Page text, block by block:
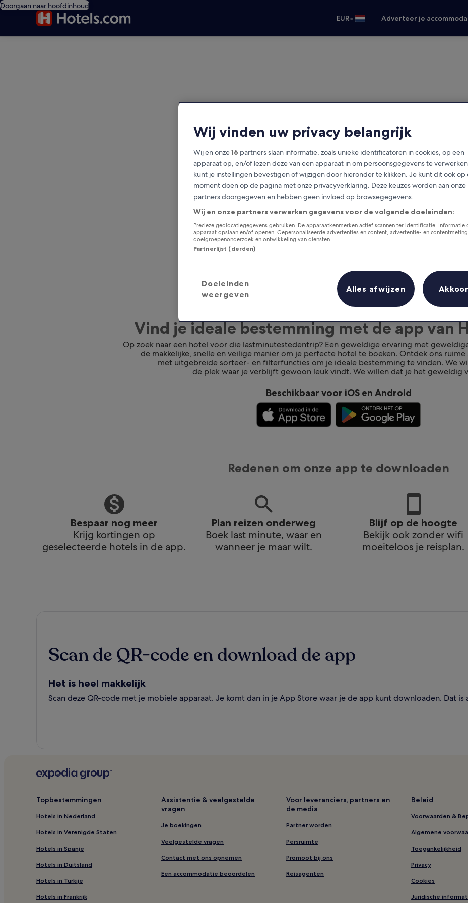
Doorgaan naar hoofdinhoud
EUR• Adverteer je
Vind je ideale bestemming met de app van
Op zoek naar een hotel voor die lastminutestedentrip? Een geweldige ervaring met
de makkelijke, snelle en veilige manier om je perfecte hotel te boeken. Ontdek ons ruime
met uitgebreide sorteer- en filterfuncties om je ideale bestemming te vinden. We
de plek waar je verblijft gewoon leuk vindt. We willen dat je het geweldig
Beschikbaar voor iOS en Android
Redenen om onze app te downloaden
Bespaar nog meer
Krijg kortingen op
geselecteerde hotels in de app.
Plan reizen onderweg
Boek last minute, waar en
wanneer je maar wilt.
Blijf op de hoogte
Bekijk ook zonder wifi
moeiteloos je reisplan.
Scan de QR-code en download de app
Het is heel makkelijk
Scan deze QR-code met je mobiele apparaat. Je komt dan in je App Store waar je de app kunt downloaden. Dat is
Topbestemmingen
Hotels in Nederland
Hotels in Verenigde Staten
Hotels in Spanje
Hotels in Duitsland
Hotels in Turkije
Hotels in Frankrijk
Assistentie & veelgestelde
vragen
Je boekingen
Veelgestelde vragen
Contact met ons opnemen
Een accommodatie beoordelen
Voor leveranciers, partners en
de media
Partner worden
Persruimte
Promoot bij ons
Reisagenten
Beleid
Voorwaarden &
Algemene
Toegankelijkheid
Privacy
Cookies
Juridische
Wij vinden uw privacy belangrijk
Wij en onze16 partners slaan informatie, zoals unieke identificatoren in cookies, op een
apparaat op, en/of lezen deze van een apparaat in om persoonsgegevens te
kunt je instellingen bevestigen of wijzigen door hieronder te klikken. Je kunt dit ook op
moment doen op de pagina met onze privacyverklaring. Deze keuzes worden aan onze
partners doorgegeven en hebben geen invloed op browsegegevens.
Wij en onze partners verwerken gegevens voor de volgende doeleinden:
Precieze geolocatiegegevens gebruiken. De apparaatkenmerken actief scannen ter identificatie. Informatie
apparaat opslaan en/of openen. Gepersonaliseerde advertenties en content, advertentie- en
doelgroepenonderzoek en ontwikkeling van diensten.
Partnerlijst (derden)
Doeleinden
weergeven
Alles afwijzen